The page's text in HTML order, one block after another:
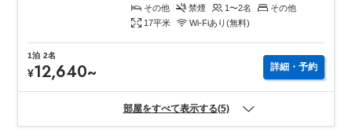
その他 禁煙 1〜2名
その他
17平米 Wi-Fiあり(無料)
1泊 2名
¥12,640~ 詳細・予約
部屋をすべて表示する(5)